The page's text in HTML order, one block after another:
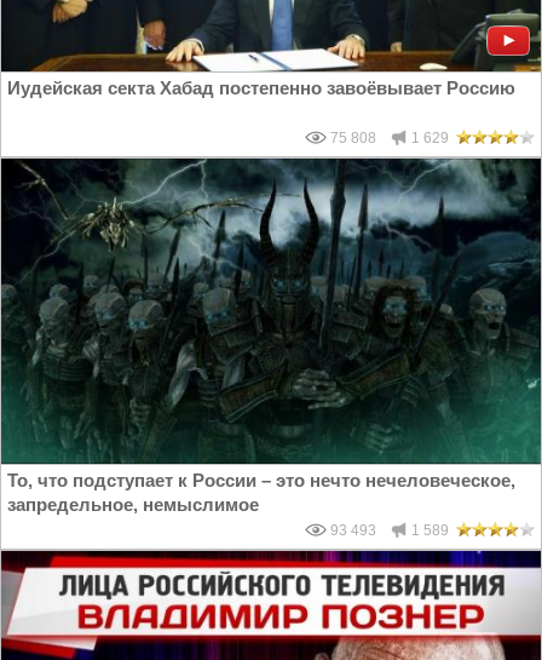
Иудейская секта Хабад постепенно завоёвывает Россию
75 808 1 629
То, что подступает к России – это нечто нечеловеческое,
запредельное, немыслимое
93 493 1 589